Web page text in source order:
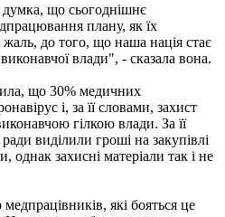
що сьогоднішнє
плану, як їх
до того, що наша нація стає
влади", - сказала вона.
що 30% медичних
і, за її словами, захист
гілкою влади. За її
виділили гроші на закупівлі
однак захисні матеріали так і не
які бояться це